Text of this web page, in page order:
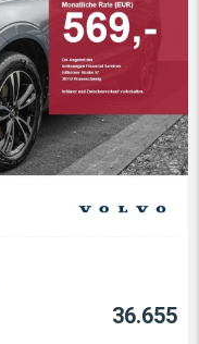
36.655